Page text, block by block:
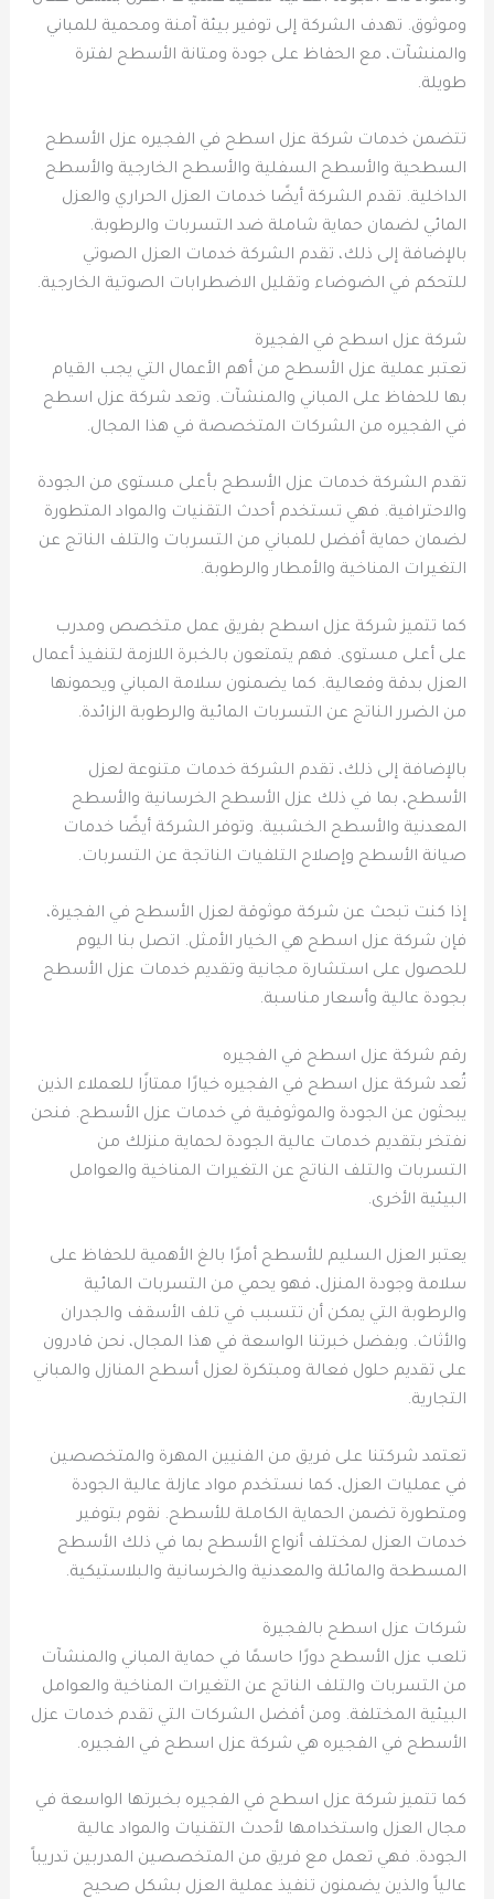
وموثوق. تهدف الشركة إلى توفير بيئة آمنة ومحمية للمباني
والمنشآت، مع الحفاظ على جودة ومتانة الأسطح لفترة
طويلة.
تتضمن خدمات شركة عزل اسطح في الفجيره عزل الأسطح
السطحية والأسطح السفلية والأسطح الخارجية والأسطح
الداخلية. تقدم الشركة أيضًا خدمات العزل الحراري والعزل
المائي لضمان حماية شاملة ضد التسربات والرطوبة.
بالإضافة إلى ذلك، تقدم الشركة خدمات العزل الصوتي
للتحكم في الضوضاء وتقليل الاضطرابات الصوتية الخارجية.
شركة عزل اسطح في الفجيرة
تعتبر عملية عزل الأسطح من أهم الأعمال التي يجب القيام
بها للحفاظ على المباني والمنشآت. وتعد شركة عزل اسطح
في الفجيره من الشركات المتخصصة في هذا المجال.
تقدم الشركة خدمات عزل الأسطح بأعلى مستوى من الجودة
والاحترافية. فهي تستخدم أحدث التقنيات والمواد المتطورة
لضمان حماية أفضل للمباني من التسربات والتلف الناتج عن
التغيرات المناخية والأمطار والرطوبة.
كما تتميز شركة عزل اسطح بفريق عمل متخصص ومدرب
على أعلى مستوى. فهم يتمتعون بالخبرة اللازمة لتنفيذ أعمال
العزل بدقة وفعالية. كما يضمنون سلامة المباني ويحمونها
من الضرر الناتج عن التسربات المائية والرطوبة الزائدة.
بالإضافة إلى ذلك، تقدم الشركة خدمات متنوعة لعزل
الأسطح، بما في ذلك عزل الأسطح الخرسانية والأسطح
المعدنية والأسطح الخشبية. وتوفر الشركة أيضًا خدمات
صيانة الأسطح وإصلاح التلفيات الناتجة عن التسربات.
إذا كنت تبحث عن شركة موثوقة لعزل الأسطح في الفجيرة،
فإن شركة عزل اسطح هي الخيار الأمثل. اتصل بنا اليوم
للحصول على استشارة مجانية وتقديم خدمات عزل الأسطح
بجودة عالية وأسعار مناسبة.
رقم شركة عزل اسطح في الفجيره
تُعد شركة عزل اسطح في الفجيره خيارًا ممتازًا للعملاء الذين
يبحثون عن الجودة والموثوقية في خدمات عزل الأسطح. فنحن
نفتخر بتقديم خدمات عالية الجودة لحماية منزلك من
التسربات والتلف الناتج عن التغيرات المناخية والعوامل
البيئية الأخرى.
يعتبر العزل السليم للأسطح أمرًا بالغ الأهمية للحفاظ على
سلامة وجودة المنزل، فهو يحمي من التسربات المائية
والرطوبة التي يمكن أن تتسبب في تلف الأسقف والجدران
والأثاث. وبفضل خبرتنا الواسعة في هذا المجال، نحن قادرون
على تقديم حلول فعالة ومبتكرة لعزل أسطح المنازل والمباني
التجارية.
تعتمد شركتنا على فريق من الفنيين المهرة والمتخصصين
في عمليات العزل، كما نستخدم مواد عازلة عالية الجودة
ومتطورة تضمن الحماية الكاملة للأسطح. نقوم بتوفير
خدمات العزل لمختلف أنواع الأسطح بما في ذلك الأسطح
المسطحة والمائلة والمعدنية والخرسانية والبلاستيكية.
شركات عزل اسطح بالفجيرة
تلعب عزل الأسطح دورًا حاسمًا في حماية المباني والمنشآت
من التسربات والتلف الناتج عن التغيرات المناخية والعوامل
البيئية المختلفة. ومن أفضل الشركات التي تقدم خدمات عزل
الأسطح في الفجيره هي شركة عزل اسطح في الفجيره.
كما تتميز شركة عزل اسطح في الفجيره بخبرتها الواسعة في
مجال العزل واستخدامها لأحدث التقنيات والمواد عالية
الجودة. فهي تعمل مع فريق من المتخصصين المدربين تدريباً
عالياً والذين يضمنون تنفيذ عملية العزل بشكل صحيح